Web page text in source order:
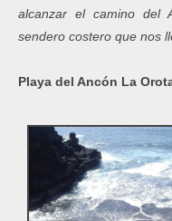
alcanzar el camino del
sendero costero que nos
Playa del Ancón La